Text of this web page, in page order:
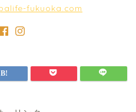
fukuoka.com